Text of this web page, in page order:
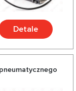
Detale